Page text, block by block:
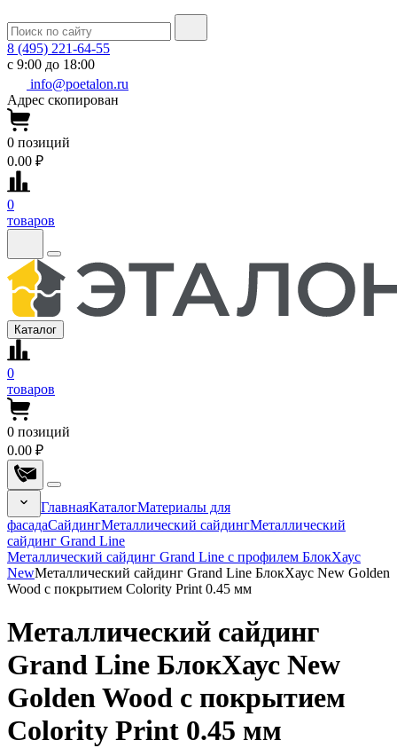
8 (495) 221-64-55
с 9:00 до 18:00
info@poetalon.ru
Адрес скопирован
0 позиций
0.00 ₽
0
товаров
Каталог
0
товаров
0 позиций
0.00 ₽
ГлавнаяКаталогМатериалы для
фасадаСайдингМеталлический сайдингМеталлический
сайдинг Grand Line
Металлический сайдинг Grand Line с профилем БлокХаус
NewМеталлический сайдинг Grand Line БлокХаус New Golden
Wood с покрытием Colority Print 0.45 мм
Металлический сайдинг
Grand Line БлокХаус New
Golden Wood с покрытием
Colority Print 0.45 мм